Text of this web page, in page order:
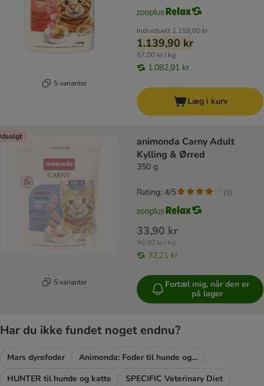
5 varianter
Individuelt 1.159,80 kr
1.139,90 kr
57,00 kr / kg
1.082,91 kr
Læg i kurv
5 varianter
animonda Carny Adult
Kylling & Ørred
350 g
33,90 kr
96,90 kr / kg
32,21 kr
Rating: 4/5 (1)
Fortæl mig, når den er
på lager
Har du ikke fundet noget endnu?
Mars dyrefoder
Animonda: Foder til hunde og katte
HUNTER til hunde og katte
SPECIFIC Veterinary Diet